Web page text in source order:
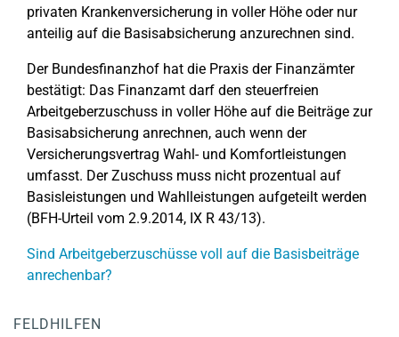
privaten Krankenversicherung in voller Höhe oder nur
anteilig auf die Basisabsicherung anzurechnen sind.
Der Bundesfinanzhof hat die Praxis der Finanzämter
bestätigt: Das Finanzamt darf den steuerfreien
Arbeitgeberzuschuss in voller Höhe auf die Beiträge zur
Basisabsicherung anrechnen, auch wenn der
Versicherungsvertrag Wahl- und Komfortleistungen
umfasst. Der Zuschuss muss nicht prozentual auf
Basisleistungen und Wahlleistungen aufgeteilt werden
(BFH-Urteil vom 2.9.2014, IX R 43/13).
Sind Arbeitgeberzuschüsse voll auf die Basisbeiträge
anrechenbar?
FELDHILFEN